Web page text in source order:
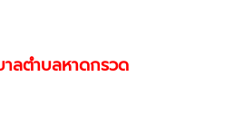
าลตำบลหาดกรวด